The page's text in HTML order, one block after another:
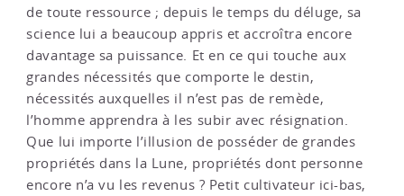
de toute ressource ; depuis le temps du déluge, sa
science lui a beaucoup appris et accroîtra encore
davantage sa puissance. Et en ce qui touche aux
grandes nécessités que comporte le destin,
nécessités auxquelles il n’est pas de remède,
l’homme apprendra à les subir avec résignation.
Que lui importe l’illusion de posséder de grandes
propriétés dans la Lune, propriétés dont personne
encore n’a vu les revenus ? Petit cultivateur ici-bas,